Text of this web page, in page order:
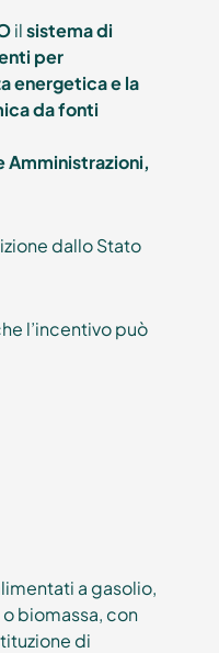
ilsistema di
per
energetica e la
da fonti
Amministrazioni,
dallo Stato
l’incentivo può
a gasolio,
biomassa, con
di